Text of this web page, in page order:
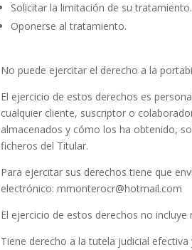
Solicitar la limitación de su tratamiento.
Oponerse al tratamiento.
No puede ejercitar el derecho a la
El ejercicio de estos derechos es
cualquier cliente, suscriptor o
almacenados y cómo los ha obtenido,
ficheros del Titular.
Para ejercitar sus derechos tiene que
electrónico: mmonterocr@hotmail.com
El ejercicio de estos derechos no
Tiene derecho a la tutela judicial